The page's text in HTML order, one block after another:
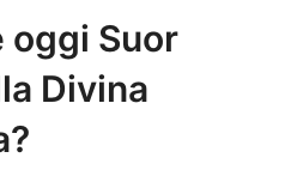
oggi Suor
Divina